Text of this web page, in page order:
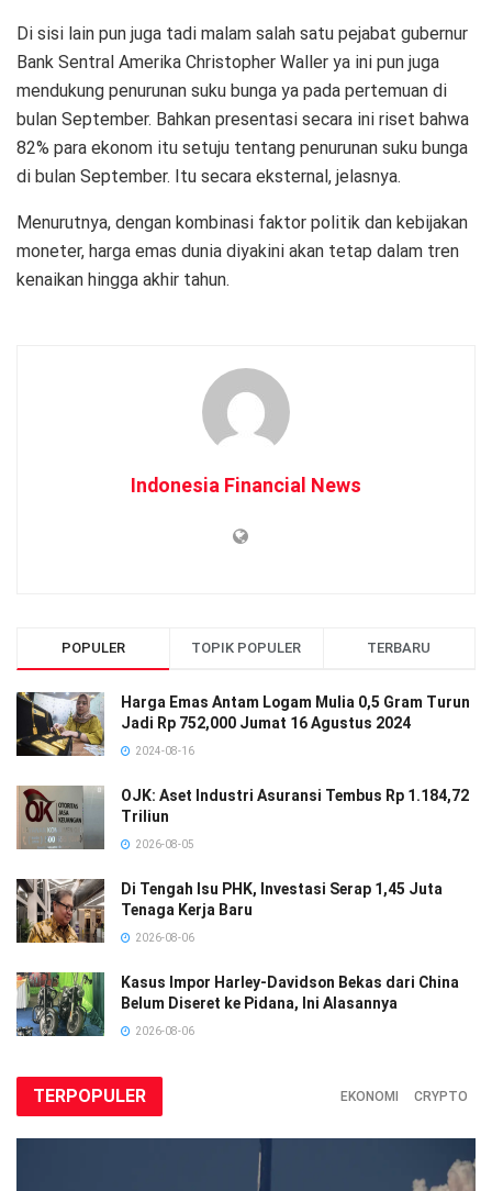
Di sisi lain pun juga tadi malam salah satu pejabat gubernur
Bank Sentral Amerika Christopher Waller ya ini pun juga
mendukung penurunan suku bunga ya pada pertemuan di
bulan September. Bahkan presentasi secara ini riset bahwa
82% para ekonom itu setuju tentang penurunan suku bunga
di bulan September. Itu secara eksternal, jelasnya.
Menurutnya, dengan kombinasi faktor politik dan kebijakan
moneter, harga emas dunia diyakini akan tetap dalam tren
kenaikan hingga akhir tahun.
Indonesia Financial News
POPULER TOPIK POPULER TERBARU
Harga Emas Antam Logam Mulia 0,5 Gram Turun
Jadi Rp 752,000 Jumat 16 Agustus 2024
2024-08-16
OJK: Aset Industri Asuransi Tembus Rp 1.184,72
Triliun
2026-08-05
Di Tengah Isu PHK, Investasi Serap 1,45 Juta
Tenaga Kerja Baru
2026-08-06
Kasus Impor Harley-Davidson Bekas dari China
Belum Diseret ke Pidana, Ini Alasannya
2026-08-06
TERPOPULER EKONOMI CRYPTO